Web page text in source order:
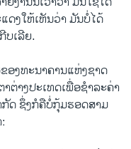
ດງໃຫ້ເຫັນວ່າ ມັນບໍ່ໄດ້
ບເລີຍ.
ອງທະນາຄານແຫ່ງຊາດ
ຕ່າງປະເທດເພື່ອຊໍາລະຄ່າ
ດ ຊຶ່ງກໍຄືບໍ່ກຸ້ມຮອດສາມ